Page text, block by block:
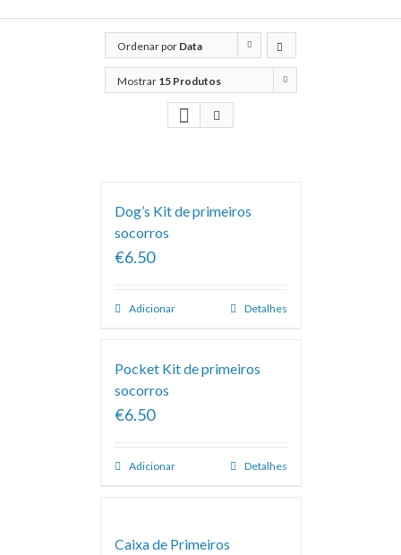
Ordenar por Data
Mostrar 15 Produtos
Dog’s Kit de primeiros
socorros
€6.50
Adicionar Detalhes
Pocket Kit de primeiros
socorros
€6.50
Adicionar Detalhes
Caixa de Primeiros